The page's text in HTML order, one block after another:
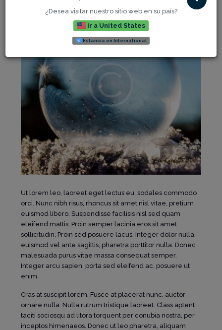
Ut lorem leo, laoreet eget lectus eu, sodales commodo
orci. Nunc nibh risus, rhoncus sit amet nisl vitae, pretium
euismod libero. Suspendisse facilisis nisl sed quam
eleifend mattis. Proin semper lacinia eros sit amet
sollicitudin. Proin sed posuere lacus. Integer dolor nulla,
euismod vel ante sagittis, pharetra porttitor nulla. Donec
malesuada purus vitae massa consequat semper.
Integer arcu sapien, porta sed eleifend ac, posuere ut
enim.
Cras at suscipit lorem. Fusce at placerat nunc, auctor
ornare nulla. Nulla rutrum tristique laoreet. Class aptent
taciti sociosqu ad litora torquent per conubia nostra, per
inceptos himenaeos. Donec ut leo pharetra, aliquam
¿Desea visitar nuestro sitio web en su país?
Ir a United States
Estancia en International